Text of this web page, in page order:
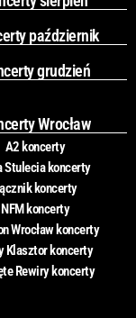
październik
grudzień
Wrocław
A2 koncerty
Stulecia koncerty
koncerty
NFM koncerty
Wrocław koncerty
Klasztor koncerty
Rewiry koncerty